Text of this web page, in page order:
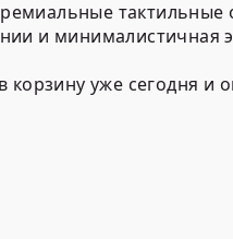
и минималистичная
корзину уже сегодня